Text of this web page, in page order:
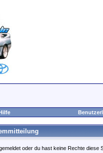
oder du hast keine Rechte diese